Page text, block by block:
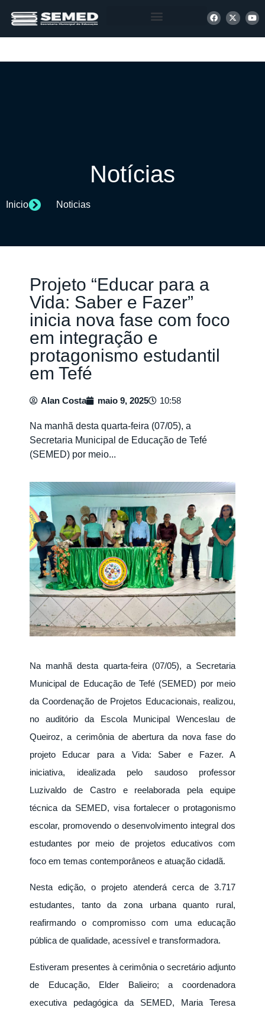
Notícias
Inicio Noticias
Projeto “Educar para a
Vida: Saber e Fazer”
inicia nova fase com foco
em integração e
protagonismo estudantil
em Tefé
Alan Costa maio 9, 2025 10:58
Na manhã desta quarta-feira (07/05), a
Secretaria Municipal de Educação de Tefé
(SEMED) por meio...
Na manhã desta quarta-feira (07/05), a Secretaria
Municipal de Educação de Tefé (SEMED) por meio
da Coordenação de Projetos Educacionais, realizou,
no auditório da Escola Municipal Wenceslau de
Queiroz, a cerimônia de abertura da nova fase do
projeto Educar para a Vida: Saber e Fazer. A
iniciativa, idealizada pelo saudoso professor
Luzivaldo de Castro e reelaborada pela equipe
técnica da SEMED, visa fortalecer o protagonismo
escolar, promovendo o desenvolvimento integral dos
estudantes por meio de projetos educativos com
foco em temas contemporâneos e atuação cidadã.
Nesta edição, o projeto atenderá cerca de 3.717
estudantes, tanto da zona urbana quanto rural,
reafirmando o compromisso com uma educação
pública de qualidade, acessível e transformadora.
Estiveram presentes à cerimônia o secretário adjunto
de Educação, Elder Balieiro; a coordenadora
executiva pedagógica da SEMED, Maria Teresa